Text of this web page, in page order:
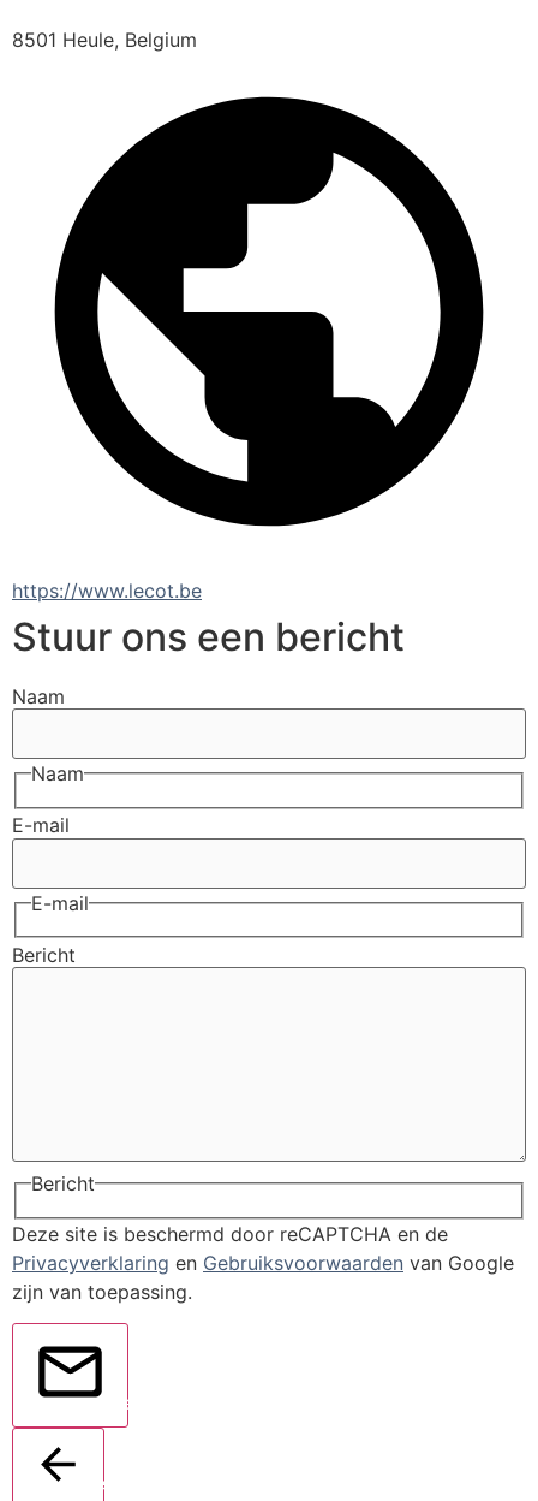
8501 Heule, Belgium
https://www.lecot.be
Stuur ons een bericht
Naam
Naam
E-mail
E-mail
Bericht
Bericht
Deze site is beschermd door reCAPTCHA en de
Privacyverklaring en Gebruiksvoorwaarden van Google
zijn van toepassing.
Verstuur
Terug